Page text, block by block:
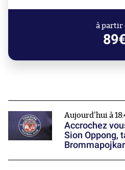
à partir
Aujourd'hui à
Accrochez
Sion Oppong,